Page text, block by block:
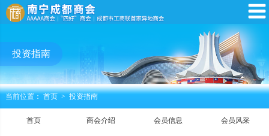
投资指南
当前位置： 首页> 投资指南
首页 商会介绍 会员信息 会员风采